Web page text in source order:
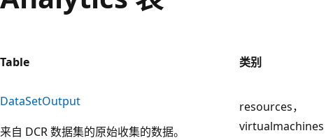
Table 类别
DataSetOutput
来自 DCR 数据集的原始收集的数据。
resources，
virtualmachines